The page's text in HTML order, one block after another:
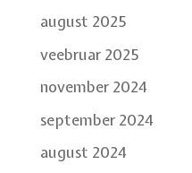
august 2025
veebruar 2025
november 2024
september 2024
august 2024